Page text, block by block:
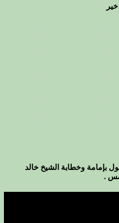
بإمامة وخطابة الشيخ خالد
.